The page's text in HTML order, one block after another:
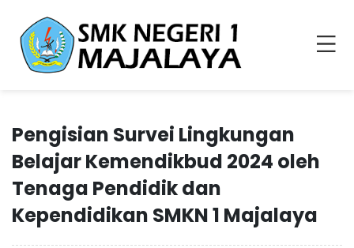
Pengisian Survei Lingkungan
Belajar Kemendikbud 2024 oleh
Tenaga Pendidik dan
Kependidikan SMKN 1 Majalaya